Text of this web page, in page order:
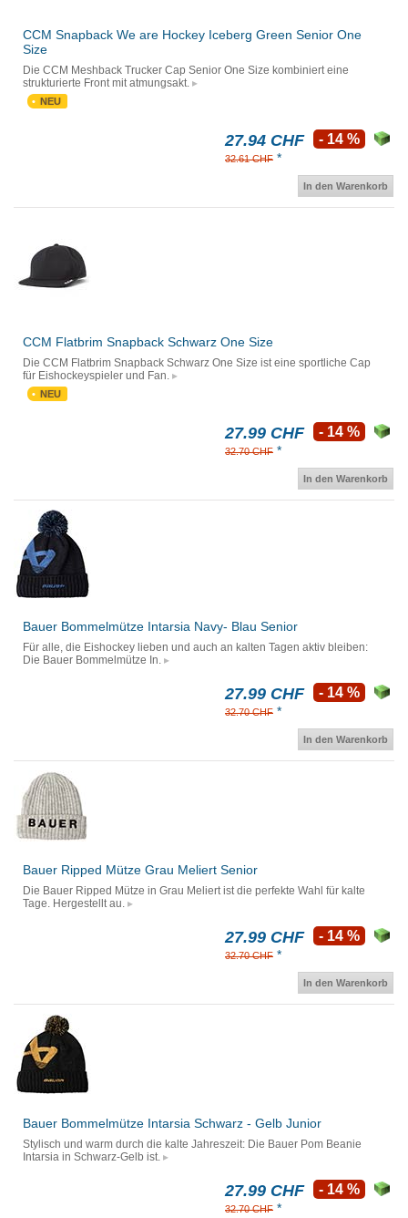
CCM Snapback We are Hockey Iceberg Green Senior One
Size
Die CCM Meshback Trucker Cap Senior One Size kombiniert eine
strukturierte Front mit atmungsakt.
NEU
27.94 CHF
32.61 CHF *
- 14 %
In den Warenkorb
CCM Flatbrim Snapback Schwarz One Size
Die CCM Flatbrim Snapback Schwarz One Size ist eine sportliche Cap
für Eishockeyspieler und Fan.
NEU
27.99 CHF
32.70 CHF *
- 14 %
In den Warenkorb
Bauer Bommelmütze Intarsia Navy- Blau Senior
Für alle, die Eishockey lieben und auch an kalten Tagen aktiv bleiben:
Die Bauer Bommelmütze In.
27.99 CHF
32.70 CHF *
- 14 %
In den Warenkorb
Bauer Ripped Mütze Grau Meliert Senior
Die Bauer Ripped Mütze in Grau Meliert ist die perfekte Wahl für kalte
Tage. Hergestellt au.
27.99 CHF
32.70 CHF *
- 14 %
In den Warenkorb
Bauer Bommelmütze Intarsia Schwarz - Gelb Junior
Stylisch und warm durch die kalte Jahreszeit: Die Bauer Pom Beanie
Intarsia in Schwarz-Gelb ist.
27.99 CHF
32.70 CHF *
- 14 %